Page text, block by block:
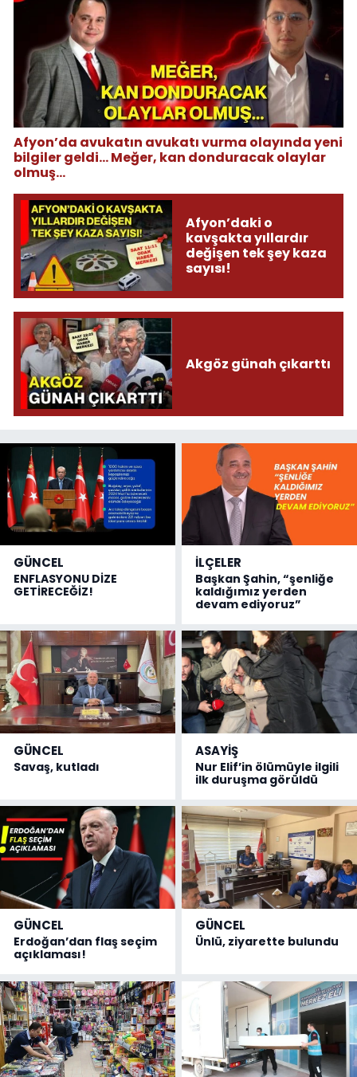
Afyon’da avukatın avukatı vurma olayında yeni
bilgiler geldi... Meğer, kan donduracak olaylar
olmuş...
Afyon’daki o
kavşakta yıllardır
değişen tek şey kaza
sayısı!
Akgöz günah çıkarttı
GÜNCEL
ENFLASYONU DİZE
GETİRECEĞİZ!
İLÇELER
Başkan Şahin, “şenliğe
kaldığımız yerden
devam ediyoruz”
GÜNCEL
Savaş, kutladı
ASAYİŞ
Nur Elif’in ölümüyle ilgili
ilk duruşma görüldü
GÜNCEL
Erdoğan’dan flaş seçim
açıklaması!
GÜNCEL
Ünlü, ziyarette bulundu